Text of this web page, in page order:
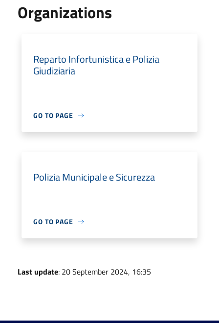
Organizations
Reparto Infortunistica e Polizia
Giudiziaria
GO TO PAGE
Polizia Municipale e Sicurezza
GO TO PAGE
Last update: 20 September 2024, 16:35